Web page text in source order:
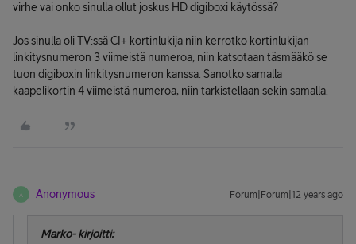
virhe vai onko sinulla ollut joskus HD digiboxi käytössä?
Jos sinulla oli TV:ssä CI+ kortinlukija niin kerrotko kortinlukijan
linkitysnumeron 3 viimeistä numeroa, niin katsotaan täsmääkö se
tuon digiboxin linkitysnumeron kanssa. Sanotko samalla
kaapelikortin 4 viimeistä numeroa, niin tarkistellaan sekin samalla.
A Anonymous Forum|Forum|12 years ago
Marko- kirjoitti: